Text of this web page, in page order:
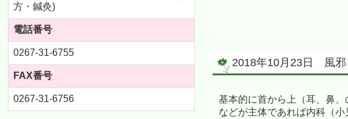
方・鍼灸)
電話番号
0267-31-6755
FAX番号
0267-31-6756
2018年10月23日 風邪
基本的に首から上（耳、鼻
などが主体であれば内科（